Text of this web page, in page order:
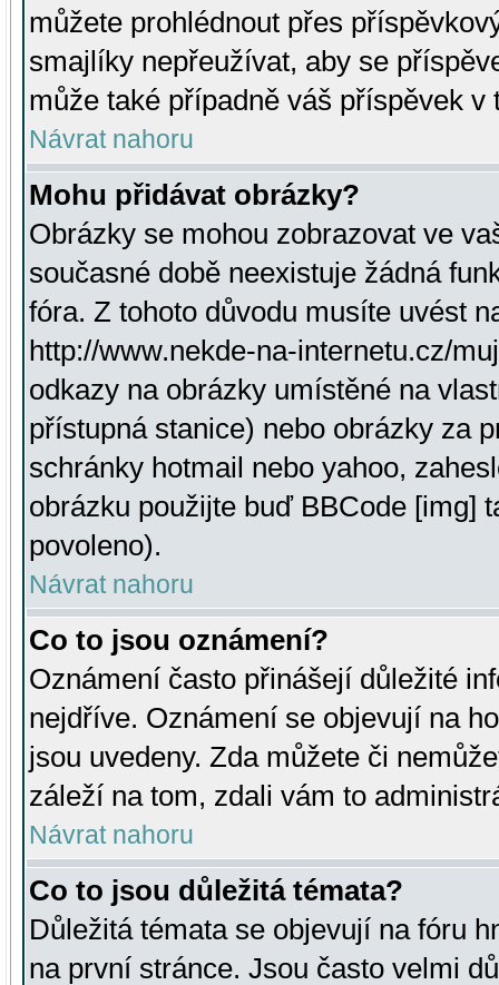
můžete prohlédnout přes
smajlíky nepřeužívat, aby se
může také případně váš příspěvek v
Návrat nahoru
Mohu přidávat obrázky?
Obrázky se mohou zobrazovat ve
současné době neexistuje žádná
fóra. Z tohoto důvodu musíte uvést
http://www.nekde-na-internetu.cz/
odkazy na obrázky umístěné na
přístupná stanice) nebo obrázky za
schránky hotmail nebo yahoo,
obrázku použijte buď BBCode [img]
povoleno).
Návrat nahoru
Co to jsou oznámení?
Oznámení často přinášejí důležité
nejdříve. Oznámení se objevují na
jsou uvedeny. Zda můžete či
záleží na tom, zdali vám to
Návrat nahoru
Co to jsou důležitá témata?
Důležitá témata se objevují na fóru
na první stránce. Jsou často velmi